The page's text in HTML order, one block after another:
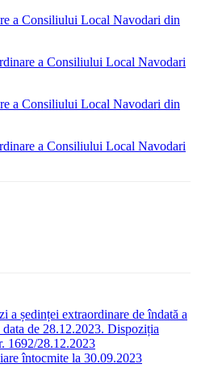
a Consiliului Local Navodari din
a Consiliului Local Navodari
a Consiliului Local Navodari din
a Consiliului Local Navodari
a ședinței extraordinare de îndată a
de 28.12.2023. Dispoziția
1692/28.12.2023
întocmite la 30.09.2023